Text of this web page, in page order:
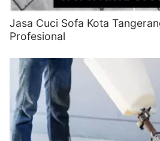
Jasa Cuci Sofa Kota
Profesional